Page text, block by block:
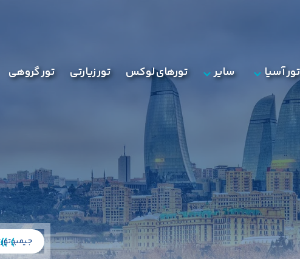
تور آسیا سایر تورهای لوکس تور زیارتی تور گروهی
جیمبوتور